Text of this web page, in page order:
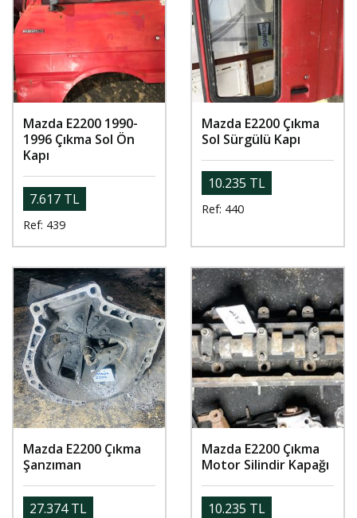
Mazda E2200 1990-
1996 Çıkma Sol Ön
Kapı
7.617 TL
Ref: 439
Mazda E2200 Çıkma
Sol Sürgülü Kapı
10.235 TL
Ref: 440
Mazda E2200 Çıkma
Şanzıman
27.374 TL
Mazda E2200 Çıkma
Motor Silindir Kapağı
10.235 TL